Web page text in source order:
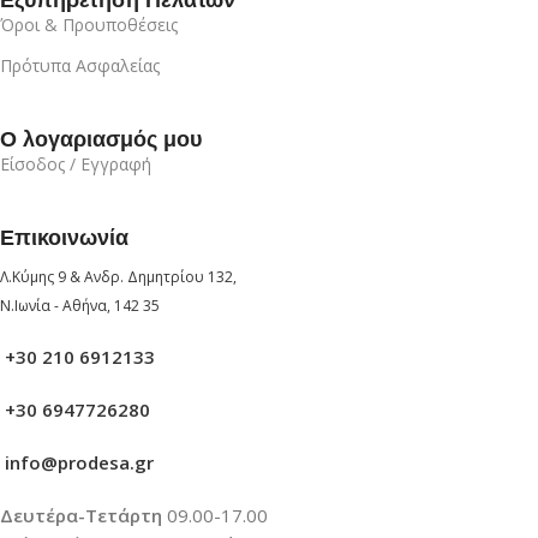
Όροι & Προυποθέσεις
Πρότυπα Ασφαλείας
Ο λογαριασμός μου
Είσοδος / Εγγραφή
Επικοινωνία
Λ.Κύμης 9 & Ανδρ. Δημητρίου 132,
Ν.Ιωνία - Αθήνα, 142 35
+30 210 6912133
+30 6947726280
info@prodesa.gr
Δευτέρα-Τετάρτη 09.00-17.00